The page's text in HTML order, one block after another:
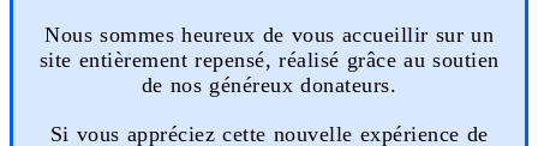
Nous sommes heureux de vous accueillir sur un
site entièrement repensé, réalisé grâce au soutien
de nos généreux donateurs.
Si vous appréciez cette nouvelle expérience de